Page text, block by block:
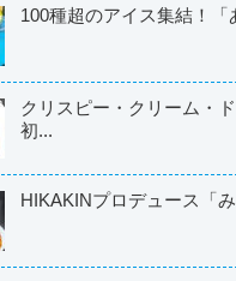
100種超のアイス集結！
クリスピー・クリーム・
初...
HIKAKINプロデュース「